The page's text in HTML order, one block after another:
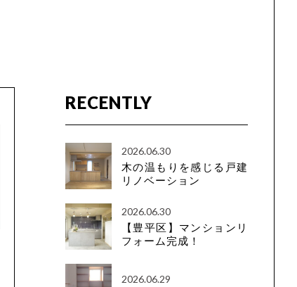
RECENTLY
2026.06.30
木の温もりを感じる戸建
リノベーション
2026.06.30
【豊平区】マンションリ
フォーム完成！
2026.06.29